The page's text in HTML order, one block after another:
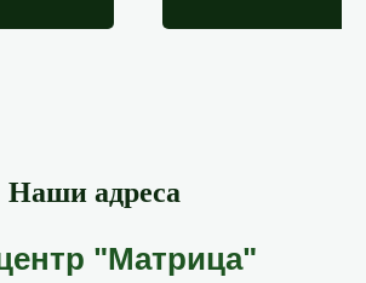
Наши адреса
"Матрица"